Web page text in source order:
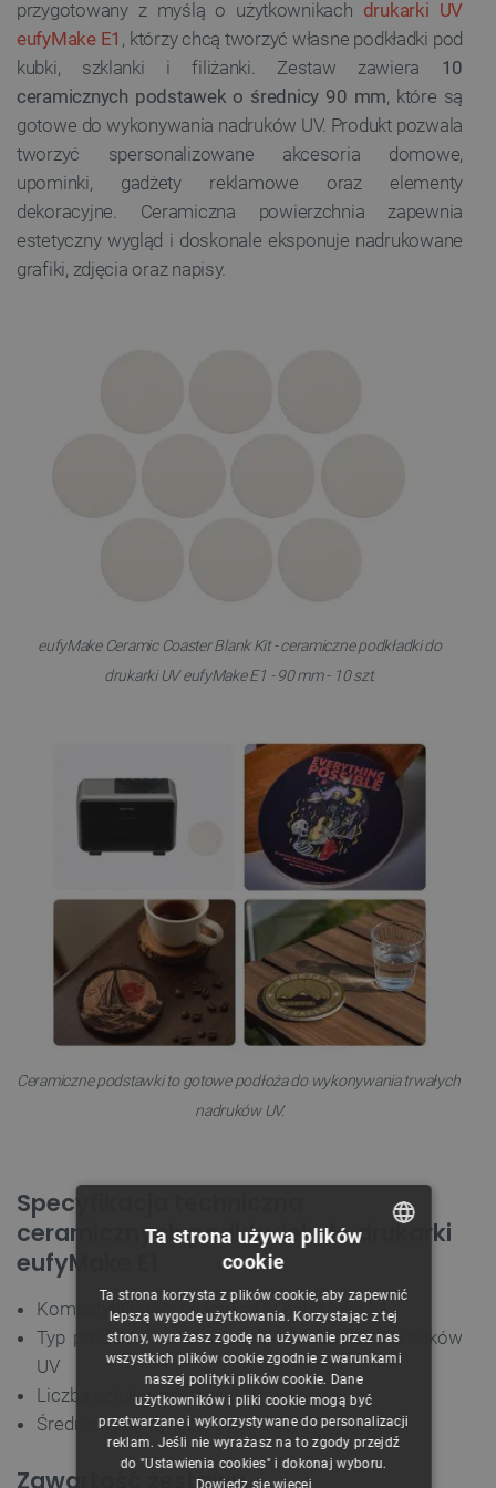
przygotowany z myślą o użytkownikach drukarki UV
eufyMake E1 , którzy chcą tworzyć własne podkładki pod
kubki, szklanki i filiżanki. Zestaw zawiera 10
ceramicznych podstawek o średnicy 90 mm, które są
gotowe do wykonywania nadruków UV. Produkt pozwala
tworzyć spersonalizowane akcesoria domowe,
upominki, gadżety reklamowe oraz elementy
dekoracyjne. Ceramiczna powierzchnia zapewnia
estetyczny wygląd i doskonale eksponuje nadrukowane
grafiki, zdjęcia oraz napisy.
eufyMake Ceramic Coaster Blank Kit - ceramiczne podkładki do
drukarki UV eufyMake E1 - 90 mm - 10 szt.
Ceramiczne podstawki to gotowe podłoża do wykonywania trwałych
nadruków UV.
Specyfikacja techniczna
ceramicznych podkładek do drukarki
eufyMake E1
Kompatybilność: drukarka UV eufyMake E1
Typ produktu: ceramiczna podkładka do nadruków
UV
Liczba sztuk w zestawie: 10
Średnica pojedynczej podkładki: 90 mm
Zawartość zestawu
CZECH
ENGLISH
GERMAN
Ta strona używa plików
cookie
Ta strona korzysta z plików cookie, aby zapewnić
lepszą wygodę użytkowania. Korzystając z tej
strony, wyrażasz zgodę na używanie przez nas
wszystkich plików cookie zgodnie z warunkami
naszej polityki plików cookie. Dane
użytkowników i pliki cookie mogą być
przetwarzane i wykorzystywane do personalizacji
reklam. Jeśli nie wyrażasz na to zgody przejdź
do "Ustawienia cookies" i dokonaj wyboru.
Dowiedz się więcej